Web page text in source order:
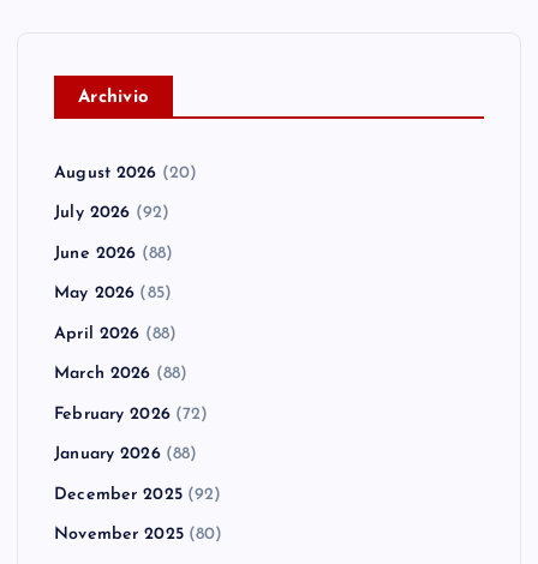
Archivio
August 2026 (20)
July 2026 (92)
June 2026 (88)
May 2026 (85)
April 2026 (88)
March 2026 (88)
February 2026(72)
January 2026(88)
December 2025(92)
November 2025(80)